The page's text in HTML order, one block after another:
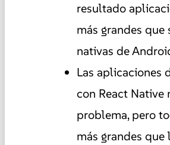
resultado
más grandes
nativas de
Las aplicaciones
con React Native
problema, pero
más grandes que